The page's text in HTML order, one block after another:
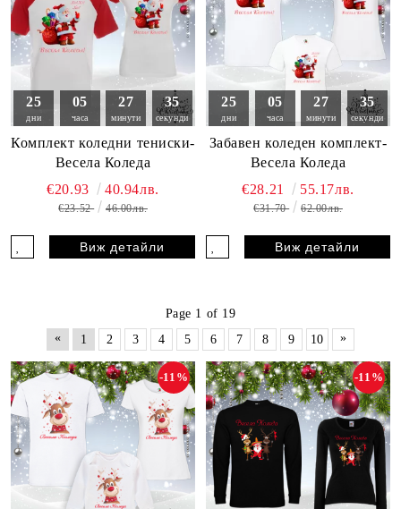
25
дни
05
часа
27
минути
33
секунди
Комплект коледни тениски-
Весела Коледа
€20.93 40.94лв.
€23.52 46.00лв.
Виж детайли
25
дни
05
часа
27
минути
33
секунди
Забавен коледен комплект-
Весела Коледа
€28.21 55.17лв.
€31.70 62.00лв.
Виж детайли
Page 1 of 19
«
1 2 3 4 5 6 7 8 9 10 »
-11% -11%